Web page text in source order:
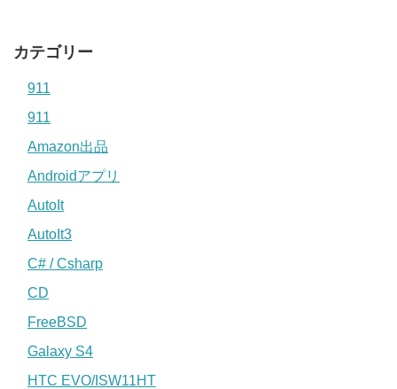
カテゴリー
911
911
Amazon出品
Androidアプリ
AutoIt
AutoIt3
C# / Csharp
CD
FreeBSD
Galaxy S4
HTC EVO/ISW11HT